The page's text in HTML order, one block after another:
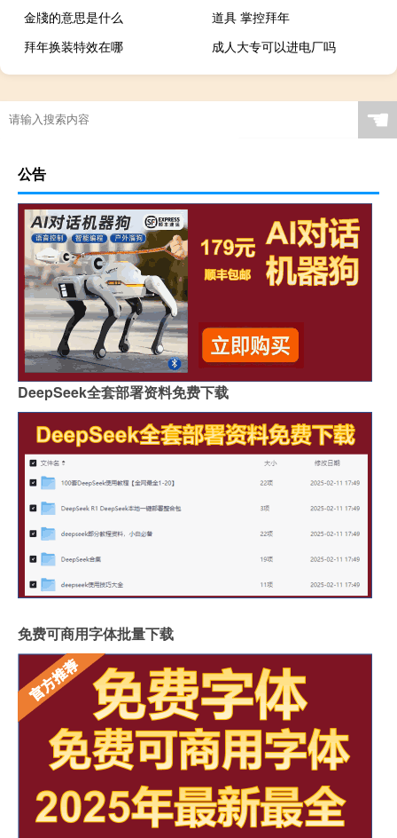
金牋的意思是什么
道具 掌控拜年
拜年换装特效在哪
成人大专可以进电厂吗
☚
公告
DeepSeek全套部署资料免费下载
免费可商用字体批量下载